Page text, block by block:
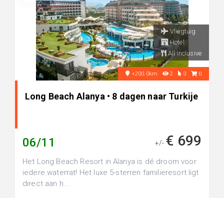
Vliegtuig
Hotel
All inclusive
+200.0km 2 0 0
Long Beach Alanya • 8 dagen naar Turkije
06/11 +/- € 699
Het Long Beach Resort in Alanya is dé droom voor
iedere waterrat! Het luxe 5-sterren familieresort ligt
direct aan h...